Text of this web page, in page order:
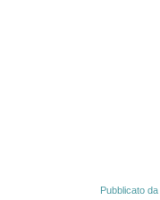
Pubblicato da